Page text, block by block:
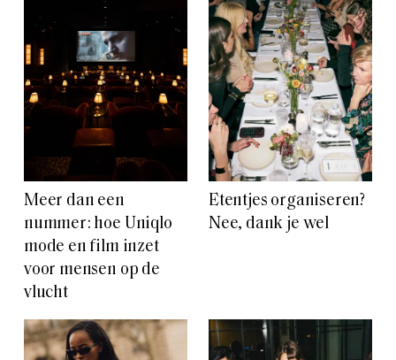
Meer dan een
nummer: hoe Uniqlo
mode en film inzet
voor mensen op de
vlucht
Etentjes organiseren?
Nee, dank je wel